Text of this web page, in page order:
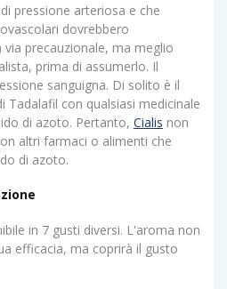
pressione arteriosa e che
dovrebbero
via precauzionale, ma meglio
prima di assumerlo. Il
sanguigna. Di solito è il
Tadalafil con qualsiasi medicinale
di azoto. Pertanto, Cialis non
altri farmaci o alimenti che
di azoto.
in 7 gusti diversi. L'aroma non
efficacia, ma coprirà il gusto